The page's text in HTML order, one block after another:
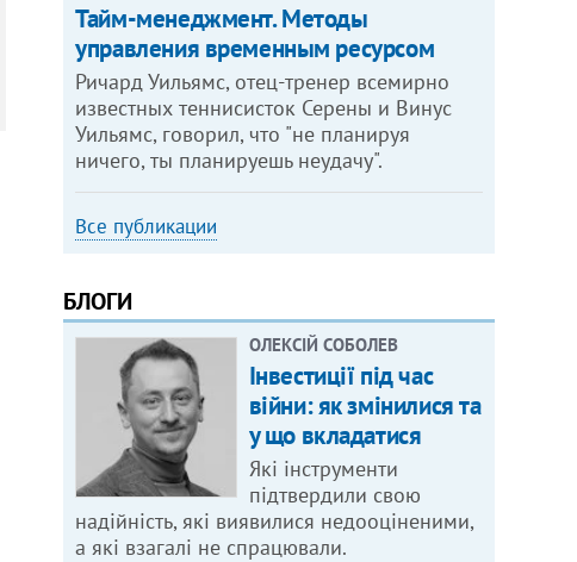
Тайм-менеджмент. Методы
управления временным ресурсом
Ричард Уильямс, отец-тренер всемирно
известных теннисисток Серены и Винус
Уильямс, говорил, что "не планируя
ничего, ты планируешь неудачу".
Все публикации
БЛОГИ
ОЛЕКСІЙ СОБОЛЕВ
Інвестиції під час
війни: як змінилися та
у що вкладатися
Які інструменти
підтвердили свою
надійність, які виявилися недооціненими,
а які взагалі не спрацювали.